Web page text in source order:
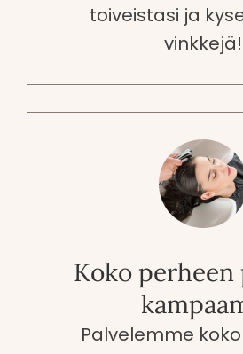
toiveistasi ja
vinkkejä!
Koko
Palvelemme